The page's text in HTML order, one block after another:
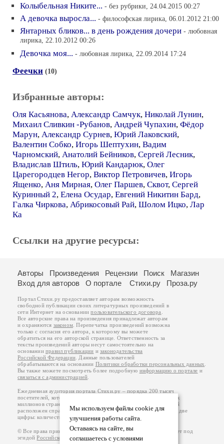
Колыбельная Никите... - без рубрики, 24.04.2015 00:27
А девочка выросла... - философская лирика, 06.01.2012 21:00
Янтарных бликов... в день рождения дочери - любовная
лирика, 22.10.2012 00:26
Девочка моя... - любовная лирика, 22.09.2014 17:24
Феечки (10)
Избранные авторы:
Оля Касьянова, Александр Самчук, Николай Лунин,
Михаил Сливкин -Рубанов, Андрей Чупахин, Фёдор
Марун, Александр Сурнев, Юрий Лаковский,
Валентин Собко, Игорь Шептухин, Вадим
Чарномский, Анатолий Бейников, Сергей Лесник,
Владислав Штиль, Юрий Кандарюк, Олег
Царегородцев Негор, Виктор Петровичев, Игорь
Ященко, Аня Мирная, Олег Паршев, Сквот, Сергей
Куринный 2, Елена Осудар, Евгений Никитин Бард,
Галка Чиркова, Абрикосовый Рай, Шолом Ицко, Лар
Ка
Ссылки на другие ресурсы:
Мы используем файлы cookie для
улучшения работы сайта.
Оставаясь на сайте, вы
соглашаетесь с условиями
Авторы Произведения Рецензии Поиск
Магазин
Вход для авторов
О портале Стихи.ру Проза.ру
Портал Стихи.ру предоставляет авторам возможность
свободной публикации своих литературных произведений в
сети Интернет на основаниипользовательского договора
Все авторские права на произведения принадлежат авторам
и охраняются законом . Перепечатка произведений возможна
только с согласия его автора, к которому вы можете
обратиться на его авторской странице. Ответственность за
тексты произведений авторы несут самостоятельно на
основанииправил публикации изаконодательства
Российской Федерации . Данные пользователей
обрабатываются на основании Политики обработки персональных данных
Вы также можете посмотреть более подробную информацию о портале и
связаться с администрацией
Ежедневная аудитория портала Стихи.ру – порядка 200 тысяч
посетителей, которые в общей сумме просматривают более двух
миллионов страниц по данным счетчика посещаемости, который
расположен справа от этого текста. В каждой графе указано по две
цифры: количество просмотров и количество посетителей.
© Все права принадлежат авторам, 2000-2026. Портал работает под
эгидойРоссийского союза писателей.18+